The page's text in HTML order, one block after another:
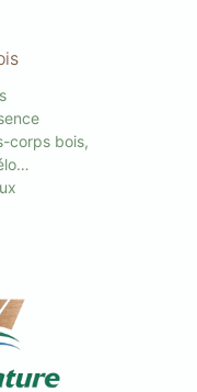
corps bois,